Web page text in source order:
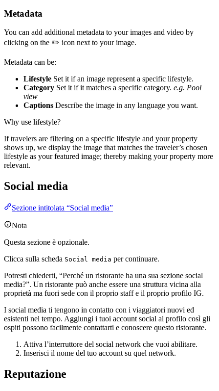
Metadata
You can add additional metadata to your images and video by
clicking on the ✏️ icon next to your image.
Metadata can be:
Lifestyle Set it if an image represent a specific lifestyle.
Category Set it if it matches a specific category. e.g. Pool
view
Captions Describe the image in any language you want.
Why use lifestyle?
If travelers are filtering on a specific lifestyle and your property
shows up, we display the image that matches the traveler’s chosen
lifestyle as your featured image; thereby making your property more
relevant.
Social media
Sezione intitolata “Social media”
Nota
Questa sezione è opzionale.
Clicca sulla scheda Social media per continuare.
Potresti chiederti, “Perché un ristorante ha una sua sezione social
media?”. Un ristorante può anche essere una struttura vicina alla
proprietà ma fuori sede con il proprio staff e il proprio profilo IG.
I social media ti tengono in contatto con i viaggiatori nuovi ed
esistenti nel tempo. Aggiungi i tuoi account social al profilo così gli
ospiti possono facilmente contattarti e conoscere questo ristorante.
Attiva l’interruttore del social network che vuoi abilitare.
Inserisci il nome del tuo account su quel network.
Reputazione